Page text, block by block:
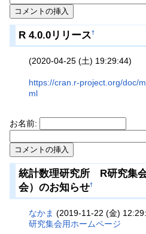
R 4.0.0リリース†
(2020-04-25 (土) 19:29:44)
https://cran.r-project.org/doc/
ml
お名前:
統計数理研究所 R研究集
会）のお知らせ†
なかま (2019-11-22 (金)
研究集会用ホームページ